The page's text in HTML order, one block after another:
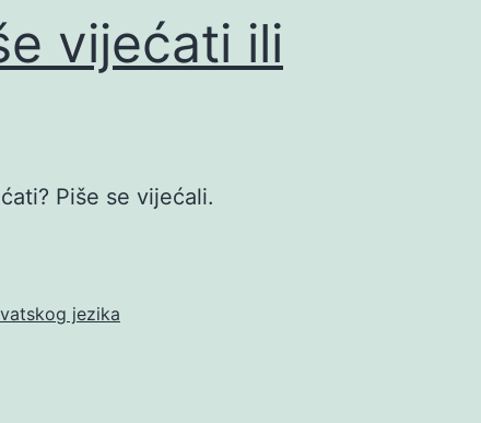
vijećati ili
Piše se vijećali.
jezika